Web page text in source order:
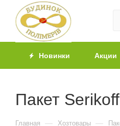
Новинки Акции
Пакет
Главная — Хозтовары —